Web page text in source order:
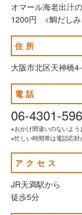
オマール海老出汁
1200円 <鯛だしみ
住所
大阪市北区天神橋
電話
06-4301-
※おかけ間違いのないよう
※忙しい時間帯は電話応対
アクセス
JR天満駅から
徒歩5分